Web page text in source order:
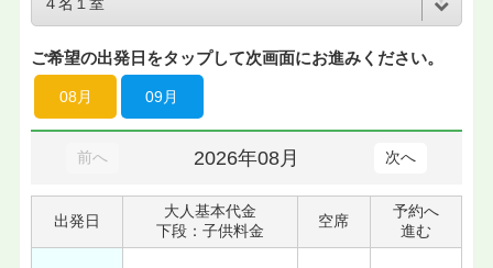
ご希望の出発日をタップして次画面にお進みください。
08月 09月
前へ 2026年08月 次へ
出発日
大人基本代金
下段：子供料金
空席
予約へ
進む